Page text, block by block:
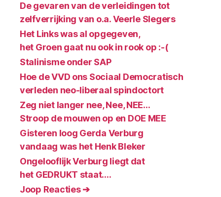
De gevaren van de verleidingen tot
zelfverrijking van o.a. Veerle Slegers
Het Links was al opgegeven,
het Groen gaat nu ook in rook op :-(
Stalinisme onder SAP
Hoe de VVD ons Sociaal Democratisch
verleden neo-liberaal spindoctort
Zeg niet langer nee, Nee, NEE…
Stroop de mouwen op en DOE MEE
Gisteren loog Gerda Verburg
vandaag was het Henk Bleker
Ongelooflijk Verburg liegt dat
het GEDRUKT staat….
Joop Reacties ➔